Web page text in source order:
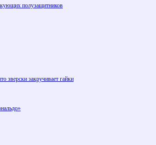
полузащитников
зверски закручивает гайки